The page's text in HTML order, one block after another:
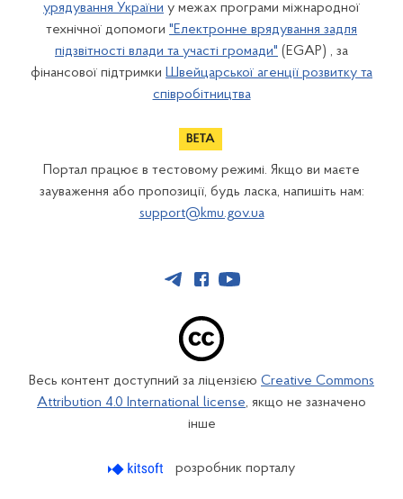
урядування України у межах програми міжнародної
технічної допомоги "Електронне врядування задля
підзвітності влади та участі громади" (EGAP) , за
фінансової підтримки Швейцарської агенції розвитку та
співробітництва
Портал працює в тестовому режимі. Якщо ви маєте
зауваження або пропозиції, будь ласка, напишіть нам:
support@kmu.gov.ua
Весь контент доступний за ліцензією Creative Commons
Attribution 4.0 International license, якщо не зазначено
інше
розробник порталу